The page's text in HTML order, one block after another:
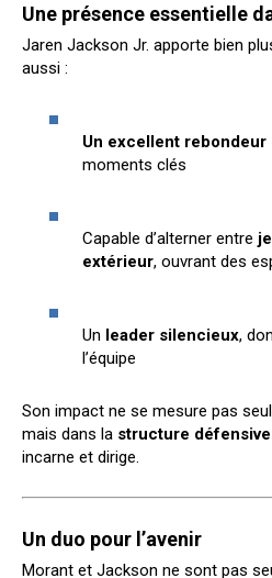
Une présence essentielle
Jaren Jackson Jr. apporte bien
aussi :
Un excellent
moments clés
Capable d’alterner entre
extérieur, ouvrant des
Un leader silencieux,
l’équipe
Son impact ne se mesure pas
mais dans la structure
incarne et dirige.
Un duo pour l’avenir
Morant et Jackson ne sont pas